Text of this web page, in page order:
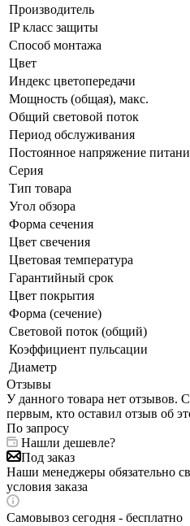
Производитель
IP класс защиты
Способ монтажа
Цвет
Индекс цветопередачи
Мощность (общая), макс.
Общий световой поток
Период обслуживания
Постоянное напряжение
Серия
Тип товара
Угол обзора
Форма сечения
Цвет свечения
Цветовая температура
Гарантийный срок
Цвет покрытия
Форма (сечение)
Световой поток (общий)
Коэффициент пульсации
Диаметр
Отзывы
У данного товара нет отзывов.
первым, кто оставил отзыв об
По запросу
Нашли дешевле?
Под заказ
Наши менеджеры обязательно
условия заказа
Самовывоз сегодня - бесплатно